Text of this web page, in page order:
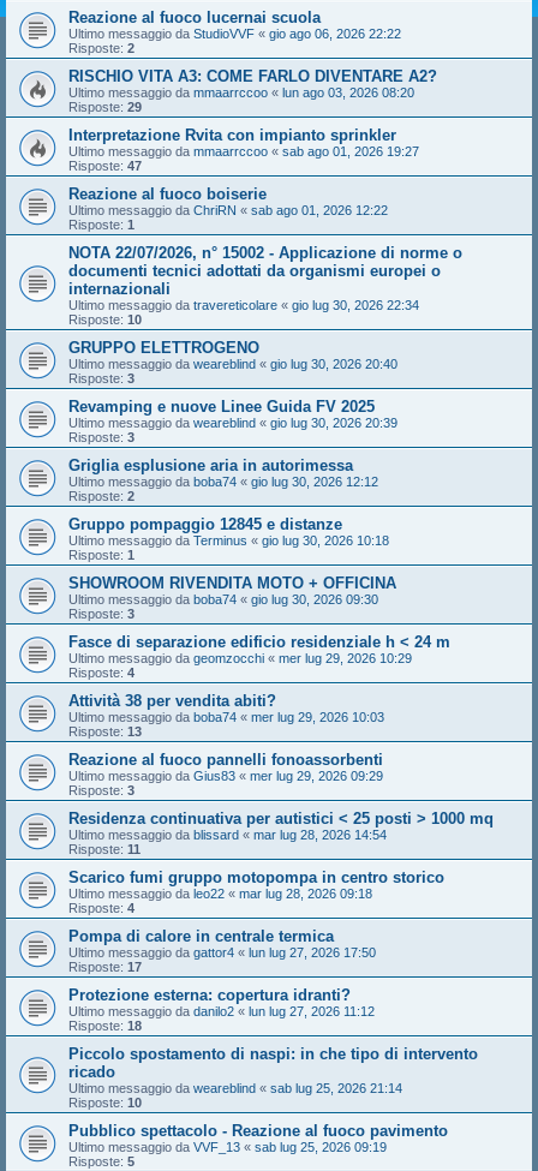
Reazione al fuoco lucernai scuola
Ultimo messaggio da StudioVVF « gio ago 06, 2026 22:22
Risposte: 2
RISCHIO VITA A3: COME FARLO DIVENTARE A2?
Ultimo messaggio da mmaarrccoo « lun ago 03, 2026 08:20
Risposte: 29
Interpretazione Rvita con impianto sprinkler
Ultimo messaggio da mmaarrccoo « sab ago 01, 2026 19:27
Risposte: 47
Reazione al fuoco boiserie
Ultimo messaggio da ChriRN « sab ago 01, 2026 12:22
Risposte: 1
NOTA 22/07/2026, n° 15002 - Applicazione di norme o
documenti tecnici adottati da organismi europei o
internazionali
Ultimo messaggio da travereticolare « gio lug 30, 2026 22:34
Risposte: 10
GRUPPO ELETTROGENO
Ultimo messaggio da weareblind « gio lug 30, 2026 20:40
Risposte: 3
Revamping e nuove Linee Guida FV 2025
Ultimo messaggio da weareblind « gio lug 30, 2026 20:39
Risposte: 3
Griglia esplusione aria in autorimessa
Ultimo messaggio da boba74 « gio lug 30, 2026 12:12
Risposte: 2
Gruppo pompaggio 12845 e distanze
Ultimo messaggio da Terminus « gio lug 30, 2026 10:18
Risposte: 1
SHOWROOM RIVENDITA MOTO + OFFICINA
Ultimo messaggio da boba74 « gio lug 30, 2026 09:30
Risposte: 3
Fasce di separazione edificio residenziale h < 24 m
Ultimo messaggio da geomzocchi « mer lug 29, 2026 10:29
Risposte: 4
Attività 38 per vendita abiti?
Ultimo messaggio da boba74 « mer lug 29, 2026 10:03
Risposte: 13
Reazione al fuoco pannelli fonoassorbenti
Ultimo messaggio da Gius83 « mer lug 29, 2026 09:29
Risposte: 3
Residenza continuativa per autistici < 25 posti > 1000 mq
Ultimo messaggio da blissard « mar lug 28, 2026 14:54
Risposte: 11
Scarico fumi gruppo motopompa in centro storico
Ultimo messaggio da leo22 « mar lug 28, 2026 09:18
Risposte: 4
Pompa di calore in centrale termica
Ultimo messaggio da gattor4 « lun lug 27, 2026 17:50
Risposte: 17
Protezione esterna: copertura idranti?
Ultimo messaggio da danilo2 « lun lug 27, 2026 11:12
Risposte: 18
Piccolo spostamento di naspi: in che tipo di intervento
ricado
Ultimo messaggio da weareblind « sab lug 25, 2026 21:14
Risposte: 10
Pubblico spettacolo - Reazione al fuoco pavimento
Ultimo messaggio da VVF_13 « sab lug 25, 2026 09:19
Risposte: 5